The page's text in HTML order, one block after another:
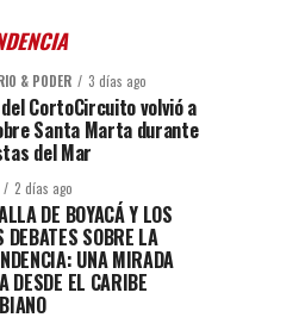
& PODER 3 días ago
CortoCircuito volvió a
Santa Marta durante
del Mar
2 días ago
DE BOYACÁ Y LOS
DEBATES SOBRE LA
UNA MIRADA
DESDE EL CARIBE